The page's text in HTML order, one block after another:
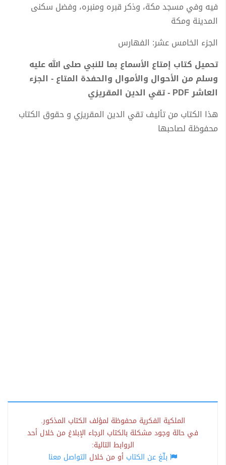
فيه وفي مسجد مكة، وذكر قبره ومنبره، وفضل سكنى
المدينة ومكة
الجزء الخامس عشر: الفهارس
تحميل كتاب إمتاع الأسماع بما للنبي صلى الله عليه
وسلم من الأحوال والأموال والحفدة المتاع - الجزء
العاشر PDF - تقي الدين المقريزي
هذا الكتاب من تأليف تقي الدين المقريزي و حقوق الكتاب
محفوظة لصاحبها
الملكية الفكرية محفوظة لمؤلف الكتاب المذكور.
في حالة وجود مشكلة بالكتاب الرجاء الإبلاغ من خلال أحد
الروابط التالية:
بلّغ عن الكتاب أو من خلال التواصل معنا